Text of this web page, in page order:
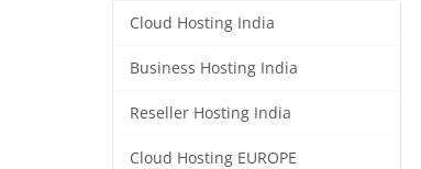
Cloud Hosting India
Business Hosting India
Reseller Hosting India
Cloud Hosting EUROPE